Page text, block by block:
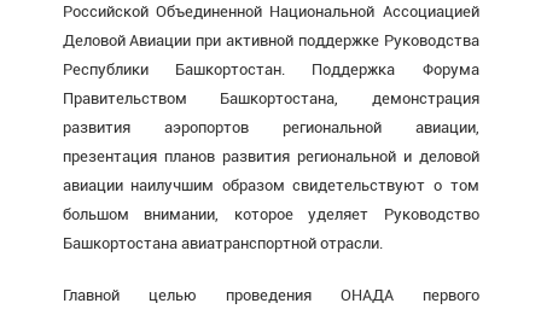
Российской Объединенной Национальной Ассоциацией
Деловой Авиации при активной поддержке Руководства
Республики Башкортостан. Поддержка Форума
Правительством Башкортостана, демонстрация
развития аэропортов региональной авиации,
презентация планов развития региональной и деловой
авиации наилучшим образом свидетельствуют о том
большом внимании, которое уделяет Руководство
Башкортостана авиатранспортной отрасли.
Главной целью проведения ОНАДА первого